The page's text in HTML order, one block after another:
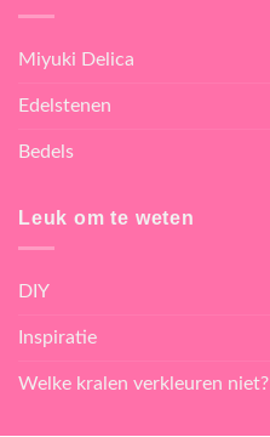
Miyuki Delica
Edelstenen
Bedels
Leuk om te weten
DIY
Inspiratie
Welke kralen verkleuren niet?